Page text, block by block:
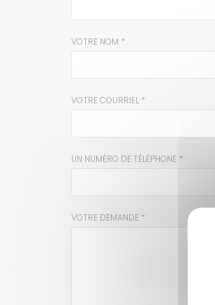
VOTRE NOM *
VOTRE COURRIEL *
UN NUMÉRO DE TÉLÉPHONE *
VOTRE DEMANDE *